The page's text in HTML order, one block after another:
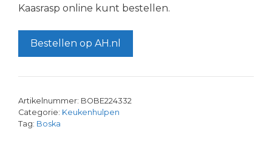
Kaasrasp online kunt bestellen.
Bestellen op AH.nl
Artikelnummer: BOBE224332
Categorie: Keukenhulpen
Tag: Boska